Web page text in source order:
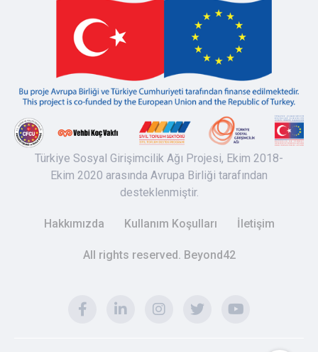
Türkiye Sosyal Girişimcilik Ağı Projesi, Ekim 2018-
Ekim 2020 arasında Avrupa Birliği tarafından
desteklenmiştir.
Hakkımızda Kullanım Koşulları İletişim
All rights reserved. Beyond42